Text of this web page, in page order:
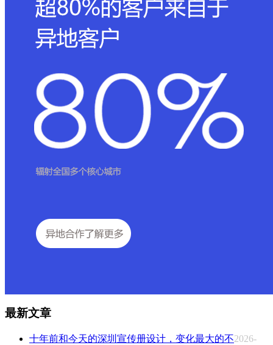
最新文章
十年前和今天的深圳宣传册设计，变化最大的不2026-